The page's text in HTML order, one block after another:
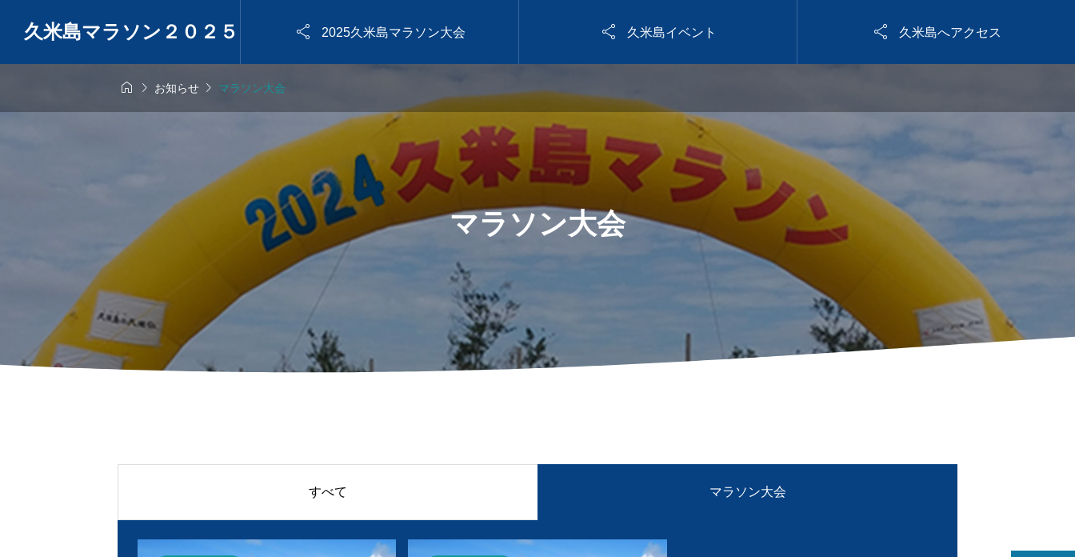
久米島マラソン２０２５  2025久米島マラソン大会  久米島イベント  久米島へアクセス
  お知らせ  マラソン大会
マラソン大会
すべて マラソン大会